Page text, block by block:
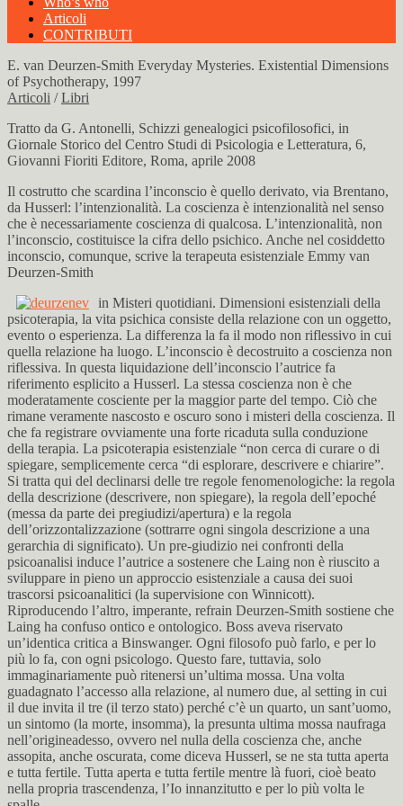
Articoli
CONTRIBUTI
E. van Deurzen-Smith Everyday Mysteries. Existential Dimensions
of Psychotherapy, 1997
Articoli /Libri
Tratto da G. Antonelli, Schizzi genealogici psicofilosofici, in
Giornale Storico del Centro Studi di Psicologia e Letteratura, 6,
Giovanni Fioriti Editore, Roma, aprile 2008
Il costrutto che scardina l’inconscio è quello derivato, via Brentano,
da Husserl: l’intenzionalità. La coscienza è intenzionalità nel senso
che è necessariamente coscienza di qualcosa. L’intenzionalità, non
l’inconscio, costituisce la cifra dello psichico. Anche nel cosiddetto
inconscio, comunque, scrive la terapeuta esistenziale Emmy van
Deurzen-Smith
in Misteri quotidiani. Dimensioni esistenziali della
psicoterapia, la vita psichica consiste della relazione con un oggetto,
evento o esperienza. La differenza la fa il modo non riflessivo in cui
quella relazione ha luogo. L’inconscio è decostruito a coscienza non
riflessiva. In questa liquidazione dell’inconscio l’autrice fa
riferimento esplicito a Husserl. La stessa coscienza non è che
moderatamente cosciente per la maggior parte del tempo. Ciò che
rimane veramente nascosto e oscuro sono i misteri della coscienza. Il
che fa registrare ovviamente una forte ricaduta sulla conduzione
della terapia. La psicoterapia esistenziale “non cerca di curare o di
spiegare, semplicemente cerca “di esplorare, descrivere e chiarire”.
Si tratta qui del declinarsi delle tre regole fenomenologiche: la regola
della descrizione (descrivere, non spiegare), la regola dell’epoché
(messa da parte dei pregiudizi/apertura) e la regola
dell’orizzontalizzazione (sottrarre ogni singola descrizione a una
gerarchia di significato). Un pre-giudizio nei confronti della
psicoanalisi induce l’autrice a sostenere che Laing non è riuscito a
sviluppare in pieno un approccio esistenziale a causa dei suoi
trascorsi psicoanalitici (la supervisione con Winnicott).
Riproducendo l’altro, imperante, refrain Deurzen-Smith sostiene che
Laing ha confuso ontico e ontologico. Boss aveva riservato
un’identica critica a Binswanger. Ogni filosofo può farlo, e per lo
più lo fa, con ogni psicologo. Questo fare, tuttavia, solo
immaginariamente può ritenersi un’ultima mossa. Una volta
guadagnato l’accesso alla relazione, al numero due, al setting in cui
il due invita il tre (il terzo stato) perché c’è un quarto, un sant’uomo,
un sintomo (la morte, insomma), la presunta ultima mossa naufraga
nell’origineadesso, ovvero nel nulla della coscienza che, anche
assopita, anche oscurata, come diceva Husserl, se ne sta tutta aperta
e tutta fertile. Tutta aperta e tutta fertile mentre là fuori, cioè beato
nella propria trascendenza, l’Io innanzitutto e per lo più volta le